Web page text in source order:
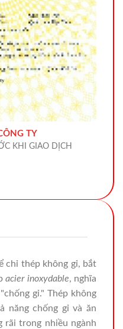
TY
KHI GIAO DỊCH
chỉ thép không gỉ, bắt
acier inoxydable, nghĩa
gỉ." Thép không
năng chống gỉ và ăn
rãi trong nhiều ngành